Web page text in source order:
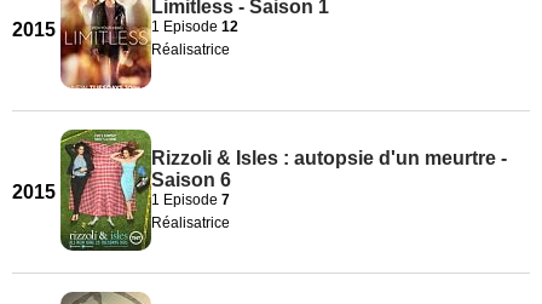
2015
Limitless - Saison 1
1 Episode 12
Réalisatrice
2015
Rizzoli & Isles : autopsie d'un meurtre -
Saison 6
1 Episode 7
Réalisatrice